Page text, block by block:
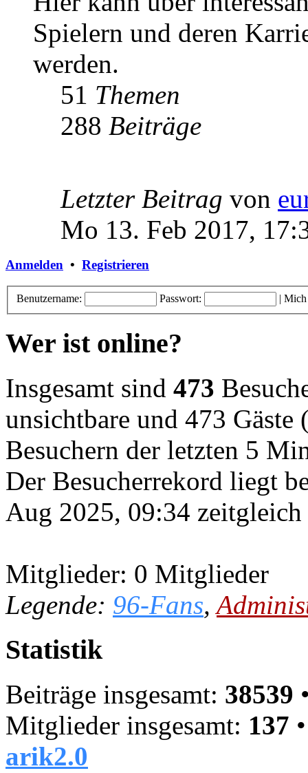
Spielern und deren
werden.
51 Themen
288 Beiträge
Letzter Beitrag von
Mo 13. Feb 2017,
Anmelden • Registrieren
Benutzername: Passwort: | Mich
Wer ist online?
Insgesamt sind 473
unsichtbare und 473 Gäste
Besuchern der letzten 5
Der Besucherrekord liegt
Aug 2025, 09:34
Mitglieder: 0 Mitglieder
Legende: 96-Fans,
Statistik
Beiträge insgesamt: 38539
Mitglieder insgesamt: 137
arik2.0